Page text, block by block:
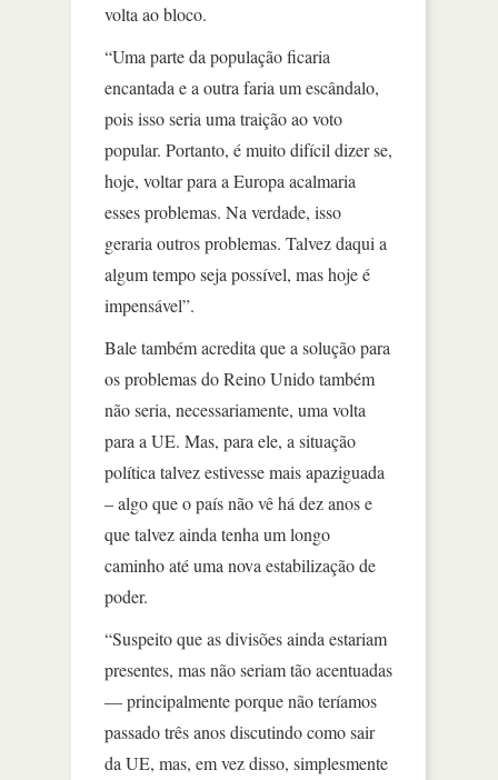
volta ao bloco.
“Uma parte da população ficaria
encantada e a outra faria um escândalo,
pois isso seria uma traição ao voto
popular. Portanto, é muito difícil dizer se,
hoje, voltar para a Europa acalmaria
esses problemas. Na verdade, isso
geraria outros problemas. Talvez daqui a
algum tempo seja possível, mas hoje é
impensável”.
Bale também acredita que a solução para
os problemas do Reino Unido também
não seria, necessariamente, uma volta
para a UE. Mas, para ele, a situação
política talvez estivesse mais apaziguada
– algo que o país não vê há dez anos e
que talvez ainda tenha um longo
caminho até uma nova estabilização de
poder.
“Suspeito que as divisões ainda estariam
presentes, mas não seriam tão acentuadas
— principalmente porque não teríamos
passado três anos discutindo como sair
da UE, mas, em vez disso, simplesmente